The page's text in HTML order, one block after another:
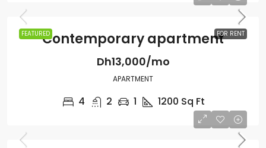
FEATURED FOR RENT
Contemporary apartment
Dh13,000/mo
APARTMENT
4 2 1 1200 Sq Ft